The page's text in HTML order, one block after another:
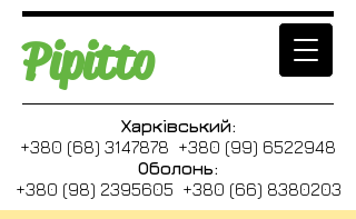
Pipitto
Харківський:
+380 (68) 3147878 +380 (99) 6522948
Оболонь:
+380 (98) 2395605 +380 (66) 8380203